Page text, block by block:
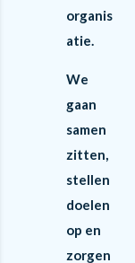
organis
atie.
We
gaan
samen
zitten,
stellen
doelen
op en
zorgen